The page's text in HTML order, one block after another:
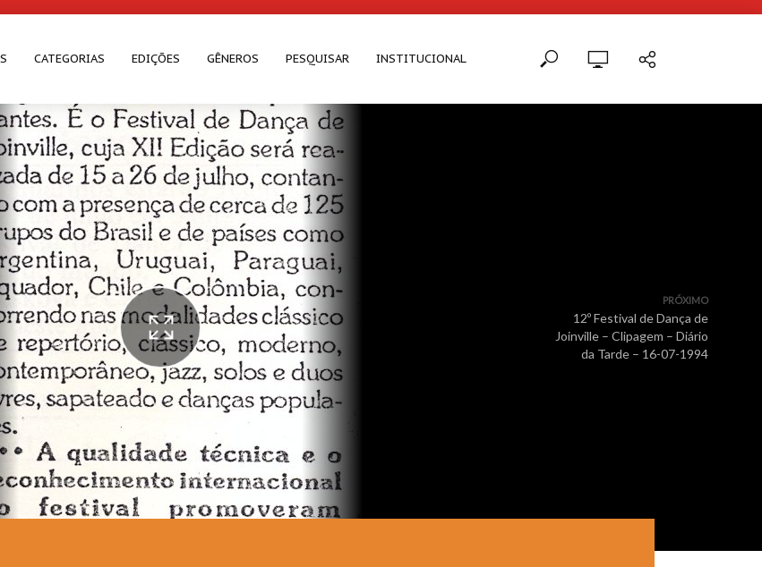
CATEGORIAS EDIÇÕES GÊNEROS PESQUISAR INSTITUCIONAL
PRÓXIMO
12º Festival de Dança de
Joinville – Clipagem – Diário
da Tarde – 16-07-1994